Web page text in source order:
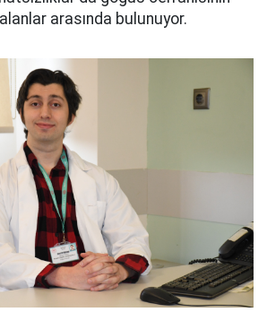
arasında bulunuyor.